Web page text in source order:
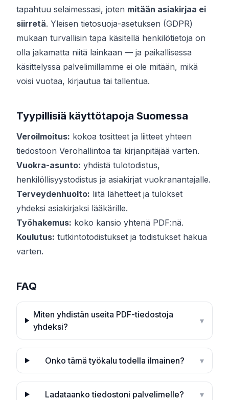
tapahtuu selaimessasi, joten mitään asiakirjaa ei
siirretä. Yleisen tietosuoja-asetuksen (GDPR)
mukaan turvallisin tapa käsitellä henkilötietoja on
olla jakamatta niitä lainkaan — ja paikallisessa
käsittelyssä palvelimillamme ei ole mitään, mikä
voisi vuotaa, kirjautua tai tallentua.
Tyypillisiä käyttötapoja Suomessa
Veroilmoitus: kokoa tositteet ja liitteet yhteen
tiedostoon Verohallintoa tai kirjanpitäjää varten.
Vuokra-asunto: yhdistä tulotodistus,
henkilöllisyystodistus ja asiakirjat vuokranantajalle.
Terveydenhuolto: liitä lähetteet ja tulokset
yhdeksi asiakirjaksi lääkärille.
Työhakemus: koko kansio yhtenä PDF:nä.
Koulutus: tutkintotodistukset ja todistukset hakua
varten.
FAQ
Miten yhdistän useita PDF-tiedostoja
yhdeksi?
▾
Onko tämä työkalu todella ilmainen? ▾
Ladataanko tiedostoni palvelimelle? ▾